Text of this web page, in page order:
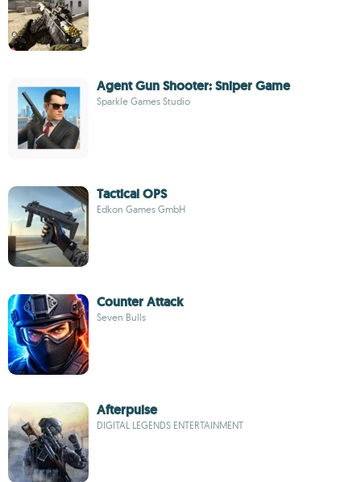
Agent Gun Shooter: Sniper Game
Sparkle Games Studio
Tactical OPS
Edkon Games GmbH
Counter Attack
Seven Bulls
Afterpulse
DIGITAL LEGENDS ENTERTAINMENT